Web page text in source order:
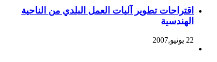
اقتراحات تطوير آليات العمل البلدي من الناحية
الهندسية
22 يونيو,2007